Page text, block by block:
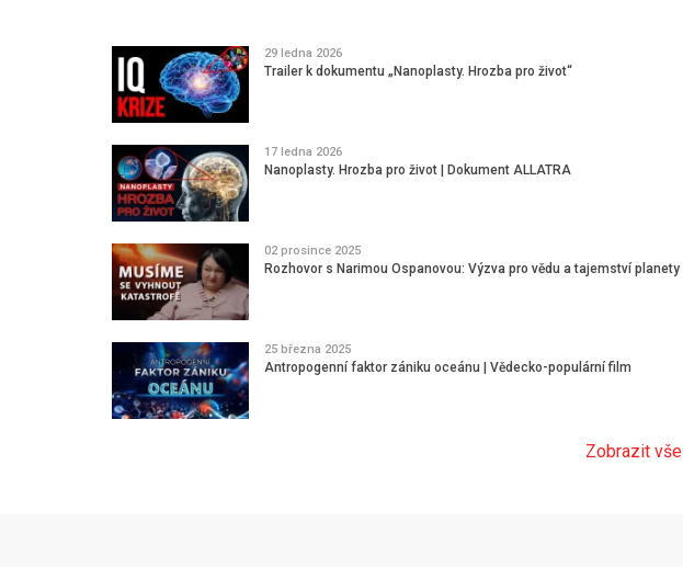
29 ledna 2026
Trailer k dokumentu „Nanoplasty. Hrozba pro život“
17 ledna 2026
Nanoplasty. Hrozba pro život | Dokument ALLATRA
02 prosince 2025
Rozhovor s Narimou Ospanovou: Výzva pro vědu a tajemství planety
25 března 2025
Antropogenní faktor zániku oceánu | Vědecko-populární film
Zobrazit vše